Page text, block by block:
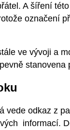
A šíření
označení
ve vývoji a
stanovena
vede odkaz z
informací.